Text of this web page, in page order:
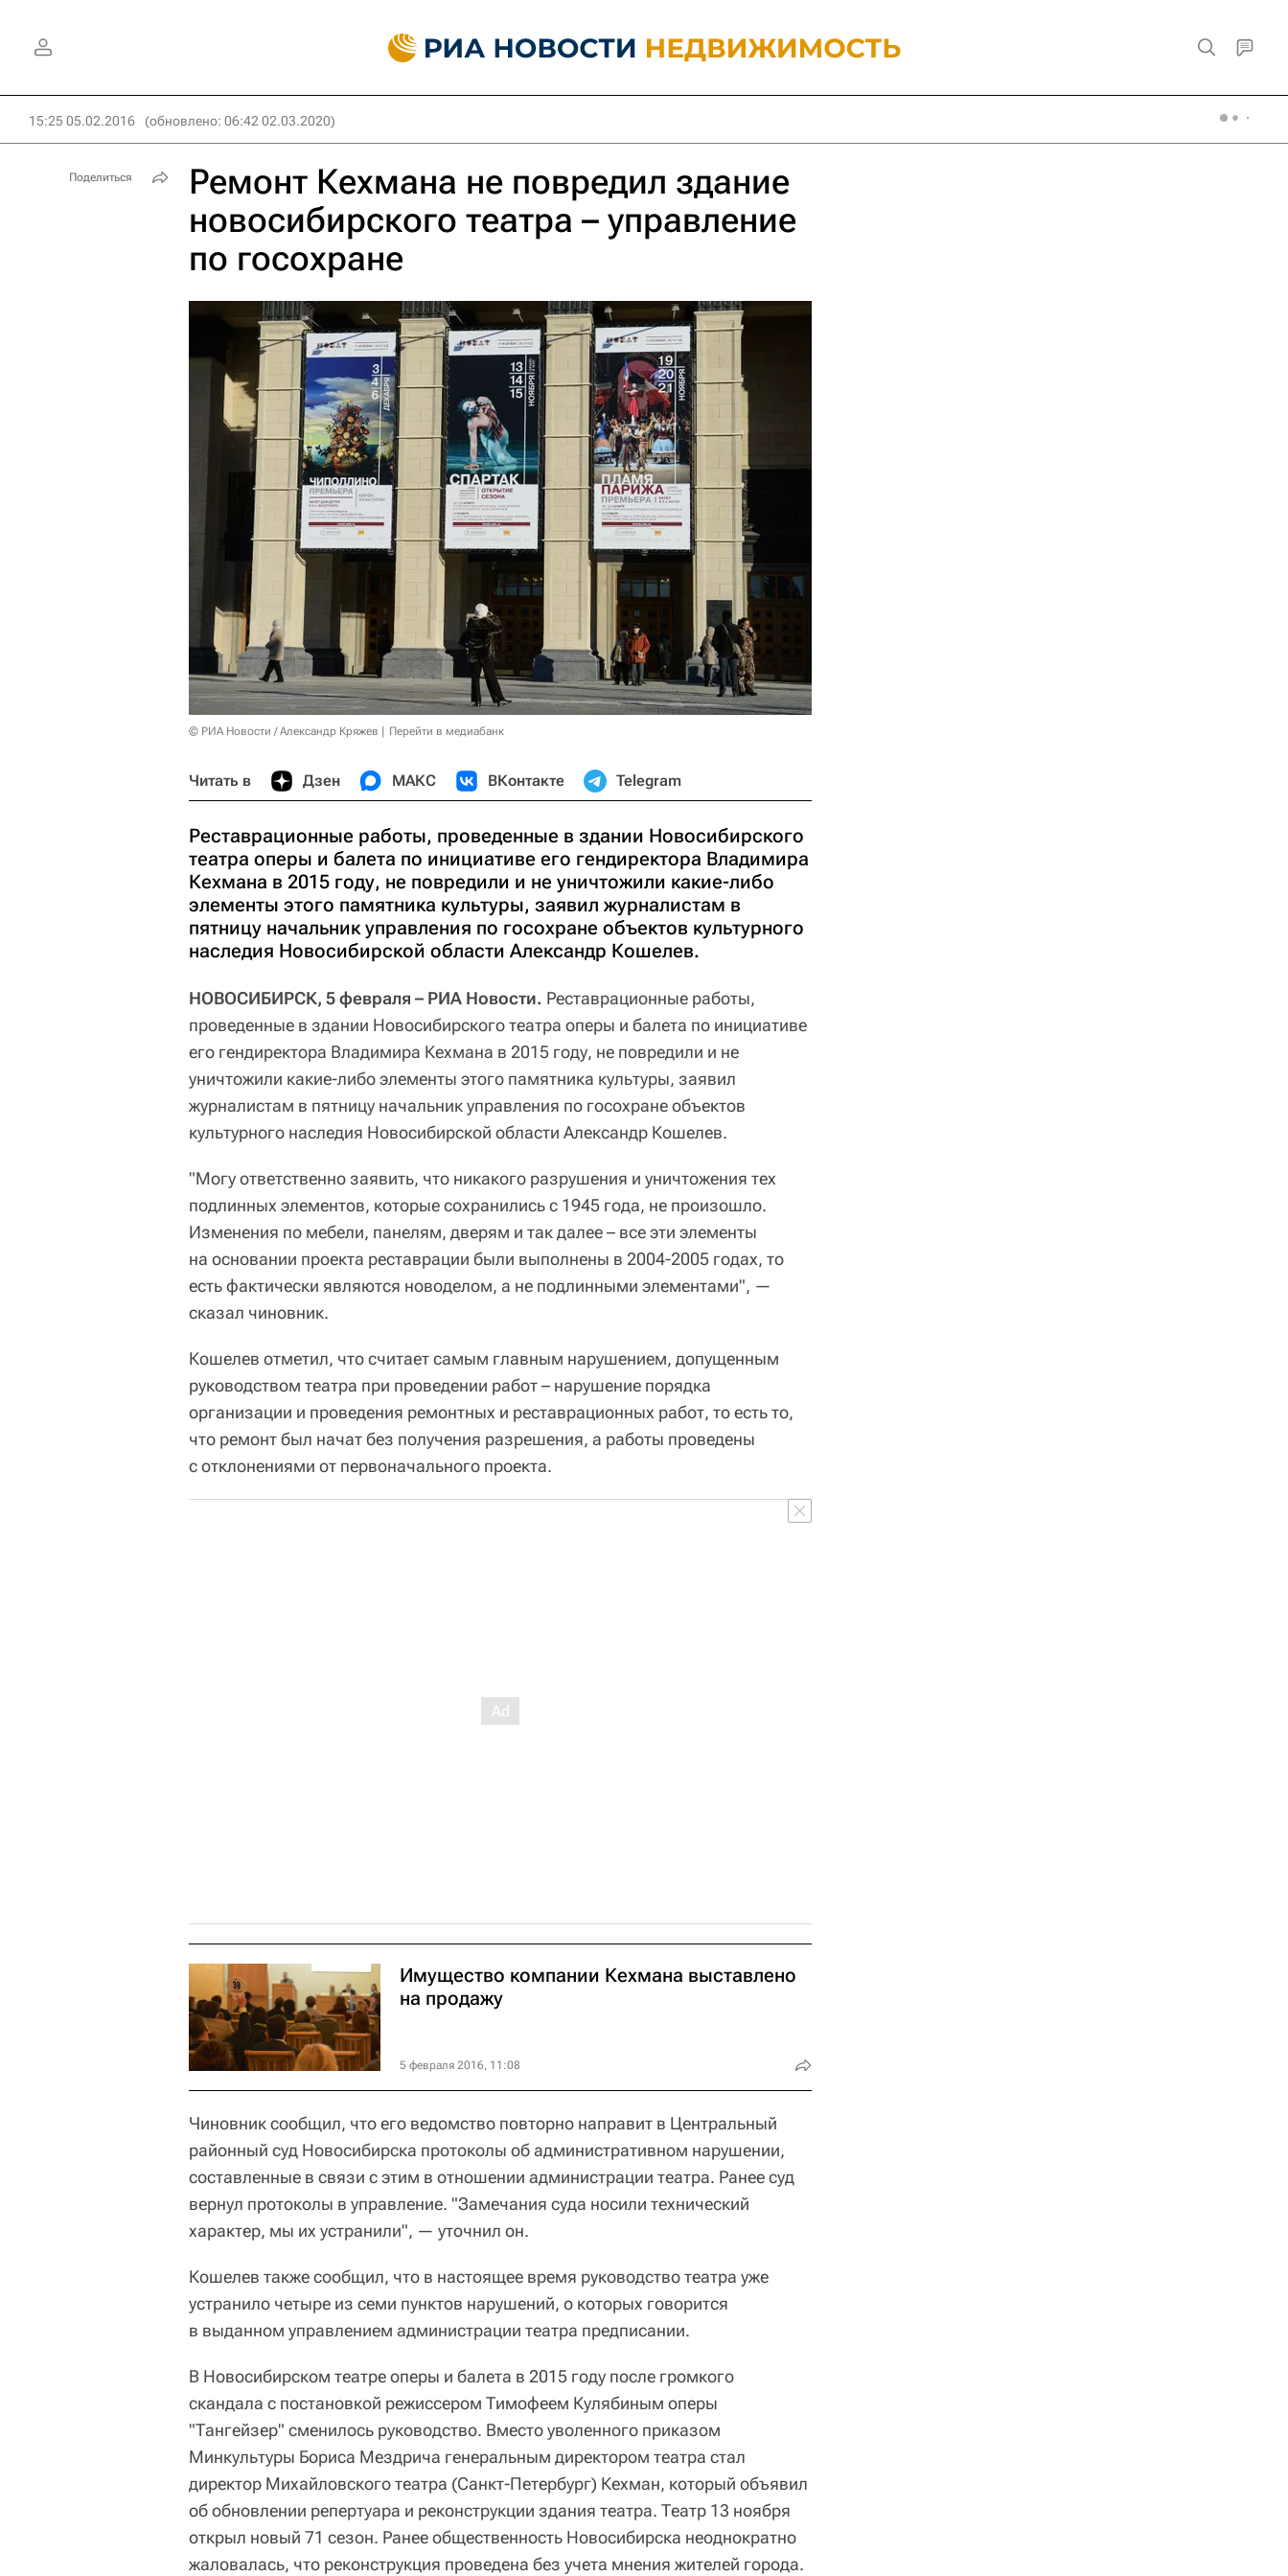
15:25 05.02.2016 (обновлено: 06:42 02.03.2020)
Ремонт Кехмана не повредил здание
новосибирского театра – управление
по госохране
© РИА Новости / Александр Кряжев Перейти в медиабанк
Читать в Дзен МАКС ВКонтакте Telegram
Реставрационные работы, проведенные в здании Новосибирского
театра оперы и балета по инициативе его гендиректора Владимира
Кехмана в 2015 году, не повредили и не уничтожили какие-либо
элементы этого памятника культуры, заявил журналистам в
пятницу начальник управления по госохране объектов культурного
наследия Новосибирской области Александр Кошелев.
НОВОСИБИРСК, 5 февраля – РИА Новости. Реставрационные работы,
проведенные в здании Новосибирского театра оперы и балета по инициативе
его гендиректора Владимира Кехмана в 2015 году, не повредили и не
уничтожили какие-либо элементы этого памятника культуры, заявил
журналистам в пятницу начальник управления по госохране объектов
культурного наследия Новосибирской области Александр Кошелев.
"Могу ответственно заявить, что никакого разрушения и уничтожения тех
подлинных элементов, которые сохранились с 1945 года, не произошло.
Изменения по мебели, панелям, дверям и так далее – все эти элементы
на основании проекта реставрации были выполнены в 2004-2005 годах, то
есть фактически являются новоделом, а не подлинными элементами", —
сказал чиновник.
Кошелев отметил, что считает самым главным нарушением, допущенным
руководством театра при проведении работ – нарушение порядка
организации и проведения ремонтных и реставрационных работ, то есть то,
что ремонт был начат без получения разрешения, а работы проведены
с отклонениями от первоначального проекта.
Имущество компании Кехмана выставлено
на продажу
5 февраля 2016, 11:08
Чиновник сообщил, что его ведомство повторно направит в Центральный
районный суд Новосибирска протоколы об административном нарушении,
составленные в связи с этим в отношении администрации театра. Ранее суд
вернул протоколы в управление. "Замечания суда носили технический
характер, мы их устранили", — уточнил он.
Кошелев также сообщил, что в настоящее время руководство театра уже
устранило четыре из семи пунктов нарушений, о которых говорится
в выданном управлением администрации театра предписании.
В Новосибирском театре оперы и балета в 2015 году после громкого
скандала с постановкой режиссером Тимофеем Кулябиным оперы
"Тангейзер" сменилось руководство. Вместо уволенного приказом
Минкультуры Бориса Мездрича генеральным директором театра стал
директор Михайловского театра (Санкт-Петербург) Кехман, который объявил
об обновлении репертуара и реконструкции здания театра. Театр 13 ноября
открыл новый 71 сезон. Ранее общественность Новосибирска неоднократно
жаловалась, что реконструкция проведена без учета мнения жителей города.
Поделиться